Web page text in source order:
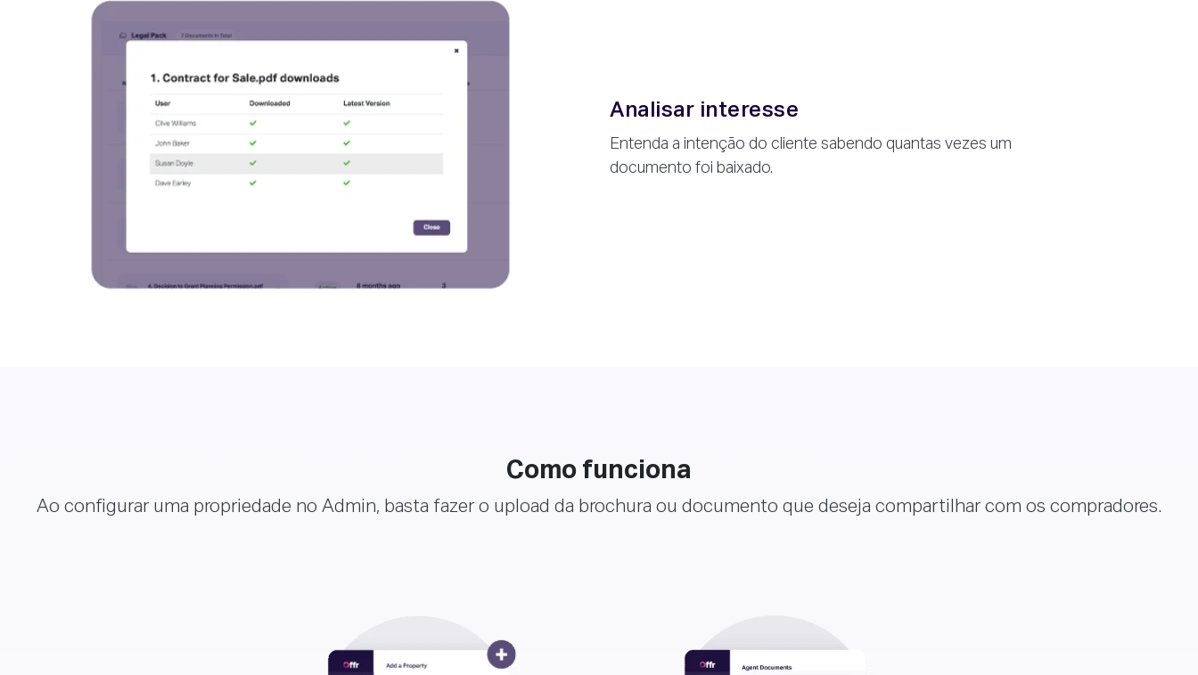
Analisar interesse
Entenda a intenção do cliente sabendo quantas vezes um
documento foi baixado.
Como funciona
Ao configurar uma propriedade no Admin, basta fazer o upload da brochura ou documento que deseja compartilhar com os compradores.